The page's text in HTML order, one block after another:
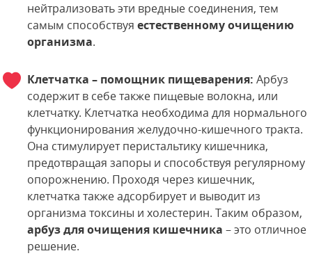
нейтрализовать эти вредные соединения, тем
самым способствуяестественному очищению
организма.
Клетчатка – помощник пищеварения: Арбуз
содержит в себе также пищевые волокна, или
клетчатку. Клетчатка необходима для нормального
функционирования желудочно-кишечного тракта.
Она стимулирует перистальтику кишечника,
предотвращая запоры и способствуя регулярному
опорожнению. Проходя через кишечник,
клетчатка также адсорбирует и выводит из
организма токсины и холестерин. Таким образом,
арбуз для очищения кишечника – это отличное
решение.